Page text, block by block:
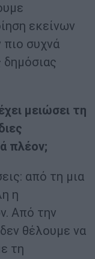
εκείνων
πιο συχνά
δημόσιας
μειώσει τη
πλέον;
από τη μια
η
Από την
θέλουμε να
τη